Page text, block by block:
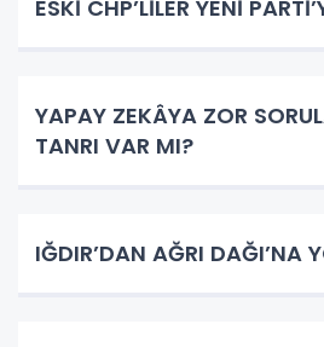
ESKİ CHP’LİLER YENİ
YAPAY ZEKÂYA ZOR
TANRI VAR MI?
IĞDIR’DAN AĞRI DAĞI’NA